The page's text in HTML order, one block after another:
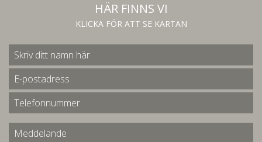
HÄR FINNS VI
KLICKA FÖR ATT SE KARTAN